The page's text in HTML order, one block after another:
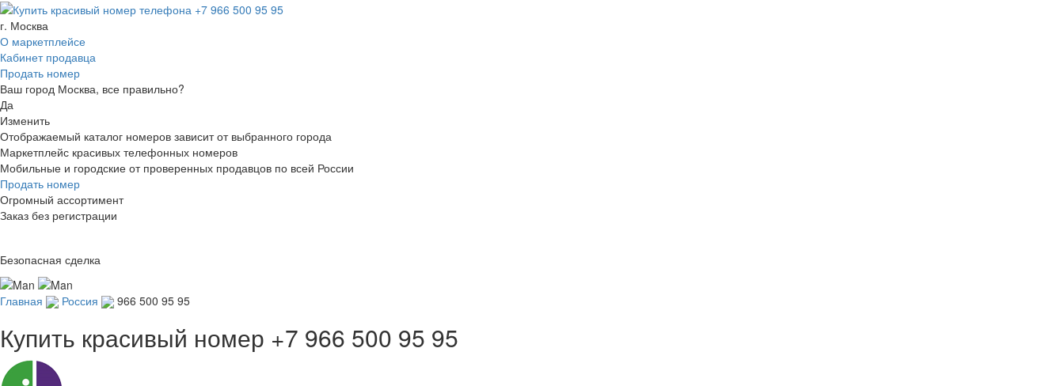
г. Москва
О маркетплейсе
Кабинет продавца
Продать номер
Ваш город Москва, все правильно?
Да
Изменить
Отображаемый каталог номеров зависит от выбранного города
Маркетплейс красивых телефонных номеров
Мобильные и городские от проверенных продавцов по всей России
Продать номер
Огромный ассортимент
Заказ без регистрации
Безопасная сделка
Главная Россия 966 500 95 95
Купить красивый номер +7 966 500 95 95